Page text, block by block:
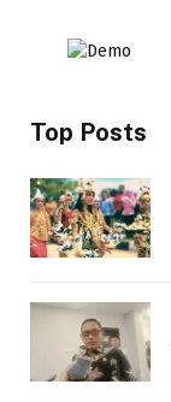
Top Posts